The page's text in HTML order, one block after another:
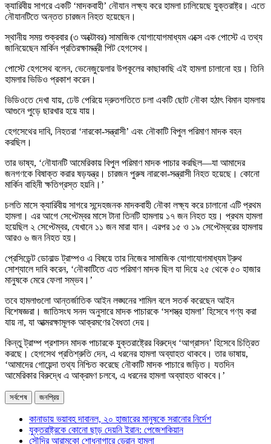
ক্যারিবীয় সাগরে একটি ‘মাদকবাহী’ নৌযান লক্ষ্য করে হামলা চালিয়েছে যুক্তরাষ্ট্র। এতে
নৌযানটিতে অন্তত চারজন নিহত হয়েছেন।
স্থানীয় সময় শুক্রবার (৩ অক্টোবর) সামাজিক যোগাযোগমাধ্যম এক্সে এক পোস্টে এ তথ্য
জানিয়েছেন মার্কিন প্রতিরক্ষামন্ত্রী পিট হেগসেথ।
পোস্টে হেগসেথ বলেন, ভেনেজুয়েলার উপকূলের কাছাকাছি এই হামলা চালানো হয়। তিনি
হামলার ভিডিও প্রকাশ করেন।
ভিডিওতে দেখা যায়, ঢেউ পেরিয়ে দ্রুতগতিতে চলা একটি ছোট নৌকা হঠাৎ বিমান হামলায়
আগুনে পুড়ে ছারখার হয়ে যায়।
হেগসেথের দাবি, নিহতরা ‘নারকো-সন্ত্রাসী’ এবং নৌকাটি বিপুল পরিমাণ মাদক বহন
করছিল।
তার ভাষ্য, ‘নৌযানটি আমেরিকায় বিপুল পরিমাণ মাদক পাচার করছিল—যা আমাদের
জনগণকে বিষাক্ত করার ষড়যন্ত্র। চারজন পুরুষ নারকো-সন্ত্রাসী নিহত হয়েছে। কোনো
মার্কিন বাহিনী ক্ষতিগ্রস্ত হয়নি।’
চলতি মাসে ক্যারিবীয় সাগরে সন্দেহজনক মাদকবাহী নৌকা লক্ষ্য করে চালানো এটি প্রথম
হামলা। এর আগে সেপ্টেম্বর মাসে টানা তিনটি হামলায় ১৭ জন নিহত হয়। প্রথম হামলা
হয়েছিল ২ সেপ্টেম্বর, যেখানে ১১ জন মারা যান। এরপর ১৫ ও ১৯ সেপ্টেম্বরের হামলায়
আরও ৬ জন নিহত হয়।
প্রেসিডেন্ট ডোনাল্ড ট্রাম্পও এ বিষয়ে তার নিজের সামাজিক যোগাযোগমাধ্যম ট্রুথ
সোশ্যালে দাবি করেন, ‘নৌকাটিতে এত পরিমাণ মাদক ছিল যা দিয়ে ২৫ থেকে ৫০ হাজার
মানুষকে মেরে ফেলা সম্ভব।’
তবে হামলাগুলো আন্তর্জাতিক আইন লঙ্ঘনের শামিল বলে সতর্ক করেছেন আইন
বিশেষজ্ঞরা। জাতিসংঘ সনদ অনুসারে মাদক পাচারকে ‘সশস্ত্র হামলা’ হিসেবে গণ্য করা
যায় না, যা আত্মরক্ষামূলক আক্রমণের বৈধতা দেয়।
কিন্তু ট্রাম্প প্রশাসন মাদক পাচারকে যুক্তরাষ্ট্রের বিরুদ্ধে ‘আগ্রাসন’ হিসেবে চিত্রিত
করছে। হেগসেথ প্রতিশ্রুতি দেন, এ ধরনের হামলা অব্যাহত থাকবে। তার ভাষায়,
‘আমাদের গোয়েন্দা তথ্য নিশ্চিত করেছে নৌকাটি মাদক পাচারে জড়িত। যতদিন
আমেরিকার বিরুদ্ধে এ আক্রমণ চলবে, এ ধরনের হামলা অব্যাহত থাকবে।’
সর্বশেষ জনপ্রিয়
কানাডায় ভয়াবহ দাবানল, ২০ হাজারের মানুষকে সরানোর নির্দেশ
যুক্তরাষ্ট্রকে কোনো ছাড় দেয়নি ইরান: পেজেশকিয়ান
সৌদির আরামকো শোধনাগারে ড্রোন হামলা